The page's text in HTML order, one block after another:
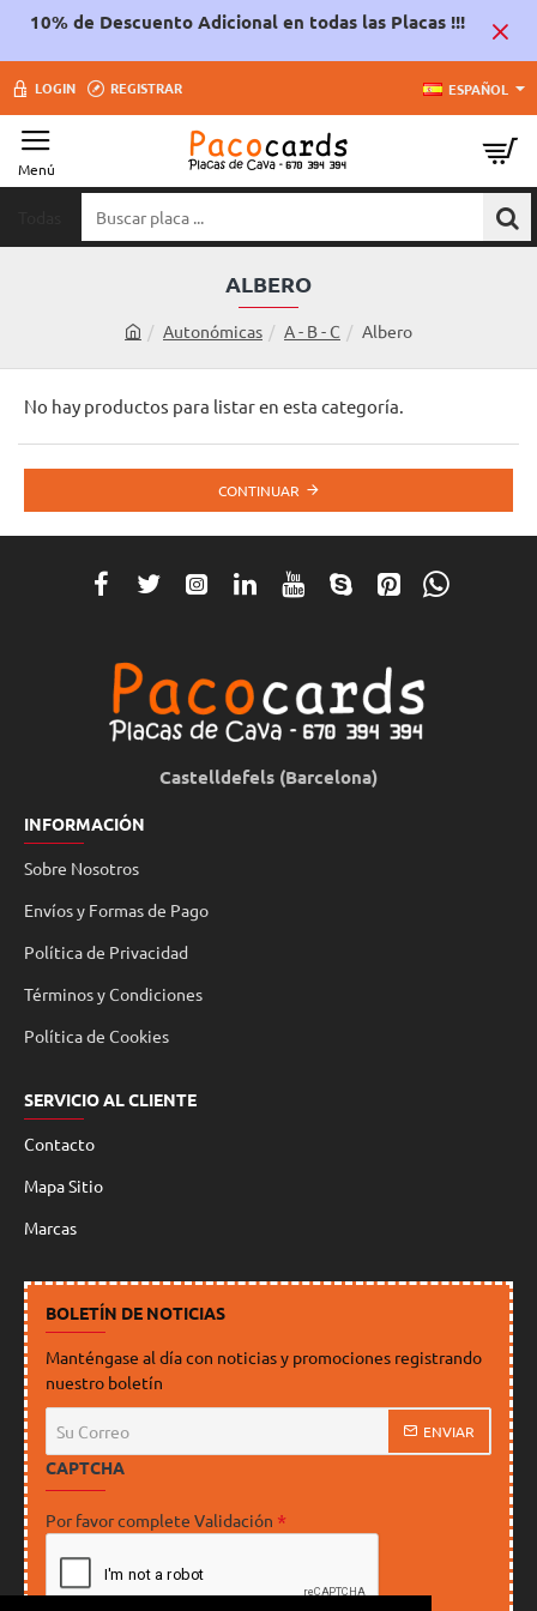
10% de Descuento Adicional en todas las Placas !!!
LOGIN REGISTRAR ESPAÑOL
placa
ALBERO
o
m
Autonómicas A - B - C Albero
No hay productos para listar en esta categoría.
CONTINUAR
Castelldefels (Barcelona)
INFORMACIÓN
Sobre Nosotros
Envíos y Formas de Pago
Política de Privacidad
Términos y Condiciones
Política de Cookies
SERVICIO AL CLIENTE
Contacto
Mapa Sitio
Marcas
BOLETÍN DE NOTICIAS
Manténgase al día con noticias y promociones registrando
nuestro boletín
Correo
ENVIAR
CAPTCHA
Por favor complete Validación